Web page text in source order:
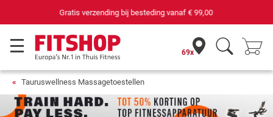
69 filialen met 75 eigen servicemonteurs
69x
Tauruswellness Massagetoestellen